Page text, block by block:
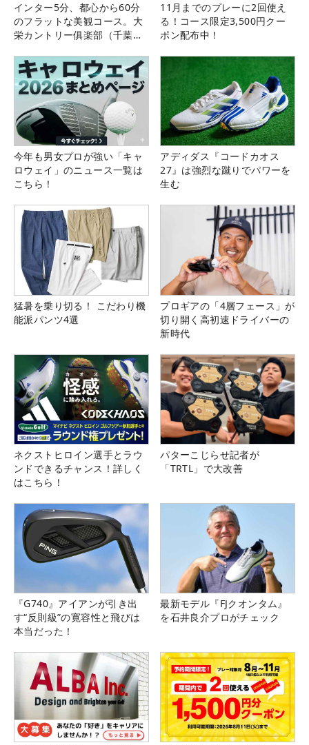
インター5分、都心から60分
のフラットな美観コース。大
栄カントリー俱楽部（千葉
11月までのプレーに2回使え
る！コース限定3,500円クー
ポン配布中！
今年も男女プロが強い「キャ
ロウェイ」のニュース一覧は
こちら！
アディダス『コードカオス
27』は強烈な蹴りでパワーを
生む
猛暑を乗り切る！ こだわり機
能派パンツ4選
プロギアの「4層フェース」が
切り開く高初速ドライバーの
新時代
ネクストヒロイン選手とラウ
ンドできるチャンス！詳しく
はこちら！
パターこじらせ記者が
「TRTL」で大改善
『G740』アイアンが引き出
す“反則級”の寛容性と飛びは
本当だった！
最新モデル『FJクオンタム』
を石井良介プロがチェック